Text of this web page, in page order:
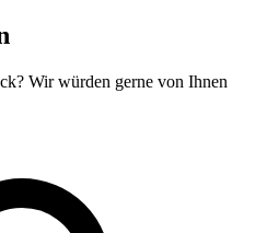
Wir würden gerne von Ihnen